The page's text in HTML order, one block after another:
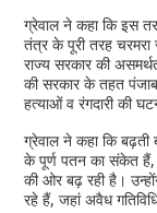
ग्रेवाल ने कहा कि इस
तंत्र के पूरी तरह चरमरा
राज्य सरकार की
की सरकार के तहत पंजाब
हत्याओं व रंगदारी की
ग्रेवाल ने कहा कि बढ़ती
के पूर्ण पतन का संकेत
की ओर बढ़ रही है।
रहे हैं, जहां अवैध